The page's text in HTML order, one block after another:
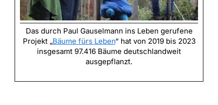
Das durch Paul Gauselmann ins Leben gerufene
Projekt „Bäume fürs Leben“ hat von 2019 bis 2023
insgesamt 97.416 Bäume deutschlandweit
ausgepflanzt.